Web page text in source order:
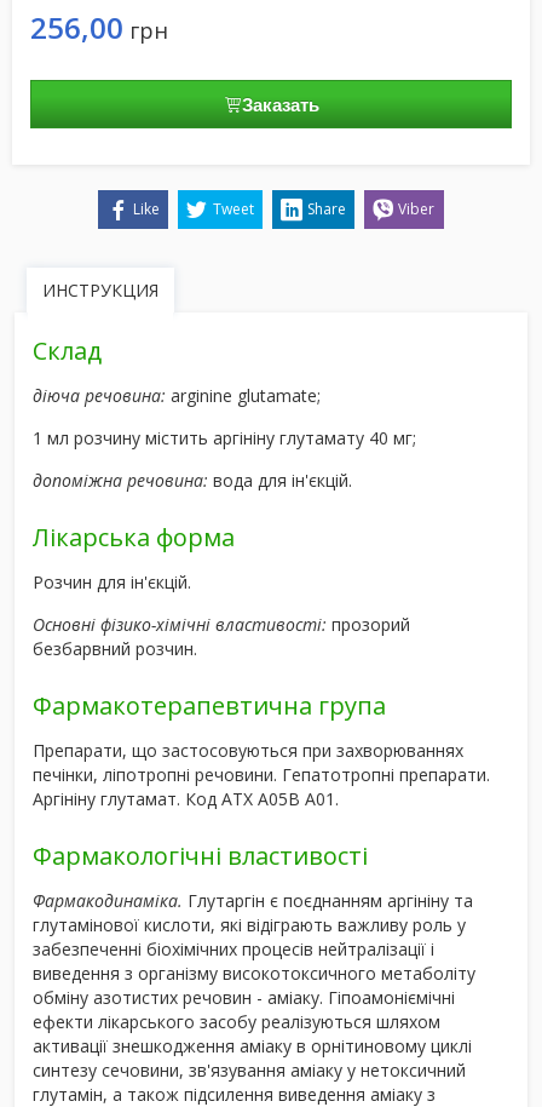
256,00 грн
Заказать
Like Tweet Share Viber
ИНСТРУКЦИЯ
Склад
діюча речовина: arginine glutamate;
1 мл розчину містить аргініну глутамату 40 мг;
допоміжна речовина: вода для ін'єкцій.
Лікарська форма
Розчин для ін'єкцій.
Основні фізико-хімічні властивості: прозорий
безбарвний розчин.
Фармакотерапевтична група
Препарати, що застосовуються при захворюваннях
печінки, ліпотропні речовини. Гепатотропні препарати.
Аргініну глутамат. Код АТХ А05В А01.
Фармакологічні властивості
Фармакодинаміка. Глутаргін є поєднанням аргініну та
глутамінової кис­лоти, які відіграють важливу роль у
забезпеченні біохімічних процесів нейтралі­зації і
виведення з організму високотоксичного метаболіту
обміну азотистих речовин - аміаку. Гіпоамоніємічні
ефекти лікарського засобу реалізуються шляхом
активації знешкодження аміаку в орнітиновому циклі
синтезу сечовини, зв'язування аміаку у нетоксичний
глутамін, а також підсилення виведення аміаку з